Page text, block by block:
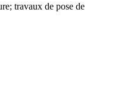
travaux de pose de